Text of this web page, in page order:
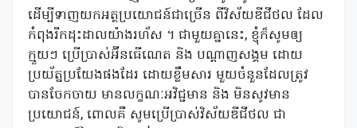
ដើម្បីទាញយកអត្ថប្រយោជន៍ជាច្រើន ពីវិស័យឌីជីថល ដែល
កំពុងរីកដុះដាលយ៉ាងរហ័ស ។ ជាមួយគ្នានេះ, ខ្ញុំក៏សូមឲ្យ
ក្មួយៗ ប្រើប្រាស់អ៊ីនធើណេត និង បណ្តាញសង្គម ដោយ
ប្រយ័ត្នប្រយែងផងដែរ ដោយខ្លឹមសារ មួយចំនួនដែលត្រូវ
បានចែកចាយ មានលក្ខណៈអវិជ្ជមាន និង មិនសូវមាន
ប្រយោជន៍, ពោលគឺ សូមប្រើប្រាស់វិស័យឌីជីថល ជា